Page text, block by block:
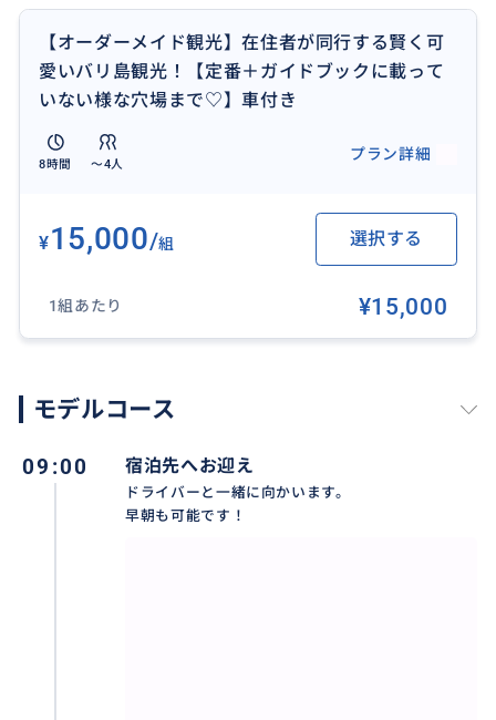
有名観光スポットでも、迷わずに楽しめる！
同行者が写真サポートをするので、撮り逃しの心配も
【オーダーメイド観光】在住者が同行する賢く可
愛いバリ島観光！【定番＋ガイドブックに載って
いない様な穴場まで♡】車付き
8時間 〜4人
プラン詳細
¥15,000/組 選択する
1組あたり ¥15,000
モデルコース
09:00 宿泊先へお迎え
ドライバーと一緒に向かいます。
早朝も可能です！